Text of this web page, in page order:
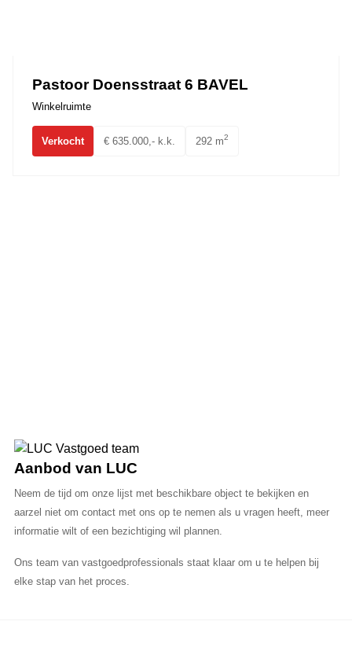
Pastoor Doensstraat 6 BAVEL
Winkelruimte
Verkocht € 635.000,- k.k. 292 m2
Aanbod van LUC
Neem de tijd om onze lijst met beschikbare object te bekijken en
aarzel niet om contact met ons op te nemen als u vragen heeft, meer
informatie wilt of een bezichtiging wil plannen.
Ons team van vastgoedprofessionals staat klaar om u te helpen bij
elke stap van het proces.